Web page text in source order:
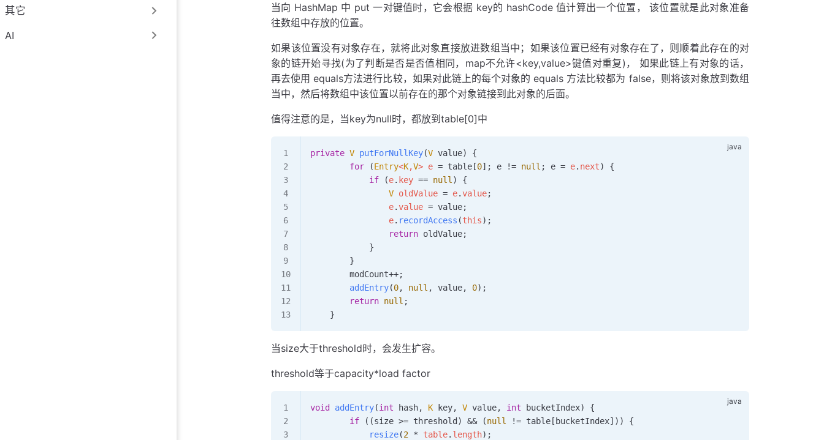
其它
AI
当向 HashMap 中 put 一对键值时，它会根据 key的 hashCode 值计算出一个位置， 该位置就是此对象准备
往数组中存放的位置。
如果该位置没有对象存在，就将此对象直接放进数组当中；如果该位置已经有对象存在了，则顺着此存在的对
象的链开始寻找(为了判断是否是否值相同，map不允许<key,value>键值对重复)， 如果此链上有对象的话，
再去使用 equals方法进行比较，如果对此链上的每个对象的 equals 方法比较都为 false，则将该对象放到数组
当中，然后将数组中该位置以前存在的那个对象链接到此对象的后面。
值得注意的是，当key为null时，都放到table[0]中
private V putForNullKey(V value) {
        for
(Entry<K,V> e = table[0] ; e != null ; e = e. next) {
            if
(e. key == null ) {
                V
oldValue = e.value;
                e
.value = value;
                e
. recordAccess (this);
                return
oldValue;
            }
        }
        modCount
++;
        addEntry
(0, null , value, 0) ;
        return
null ;
    }
当size大于threshold时，会发生扩容。
threshold等于capacity*load factor
void addEntry(int hash, K key, V value, int bucketIndex) {
        if
((size >= threshold) && (null != table[bucketIndex])) {
            resize
(2 * table. length) ;